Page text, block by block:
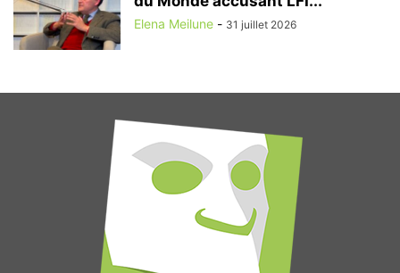
Elena Meilune - 31 juillet 2026